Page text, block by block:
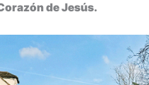
de Jesús.